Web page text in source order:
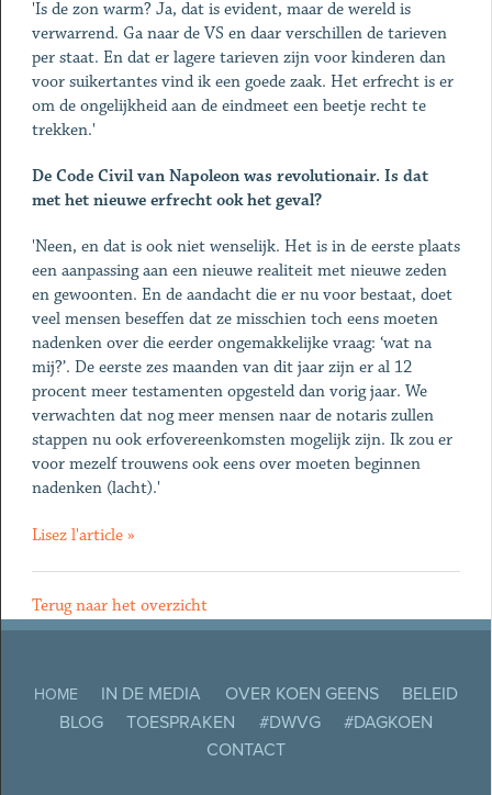
'Is de zon warm? Ja, dat is evident, maar de wereld is
verwarrend. Ga naar de VS en daar verschillen de tarieven
per staat. En dat er lagere tarieven zijn voor kinderen dan
voor suikertantes vind ik een goede zaak. Het erfrecht is er
om de ongelijkheid aan de eindmeet een beetje recht te
trekken.'
De Code Civil van Napoleon was revolutionair. Is dat
met het nieuwe erfrecht ook het geval?
'Neen, en dat is ook niet wenselijk. Het is in de eerste plaats
een aanpassing aan een nieuwe realiteit met nieuwe zeden
en gewoonten. En de aandacht die er nu voor bestaat, doet
veel mensen beseffen dat ze misschien toch eens moeten
nadenken over die eerder ongemakkelijke vraag: ‘wat na
mij?’. De eerste zes maanden van dit jaar zijn er al 12
procent meer testamenten opgesteld dan vorig jaar. We
verwachten dat nog meer mensen naar de notaris zullen
stappen nu ook erfovereenkomsten mogelijk zijn. Ik zou er
voor mezelf trouwens ook eens over moeten beginnen
nadenken (lacht).'
Lisez l'article »
Terug naar het overzicht
HOME IN DE MEDIA OVER KOEN GEENS
BELEID
BLOG
TOESPRAKEN #DWVG
#DAGKOEN
CONTACT